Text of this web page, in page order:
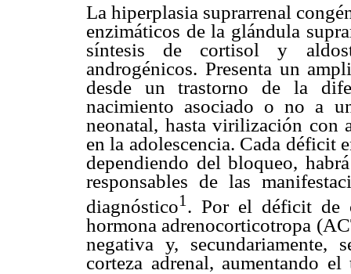
La hiperplasia suprarrenal
enzimáticos de la glándula
síntesis de cortisol y
androgénicos. Presenta un
desde un trastorno de la
nacimiento asociado o no a
neonatal, hasta virilización con
en la adolescencia. Cada déficit
dependiendo del bloqueo,
responsables de las
diagnóstico1 . Por el déficit de
hormona adrenocorticotropa
negativa y, secundariamente,
corteza adrenal, aumentando